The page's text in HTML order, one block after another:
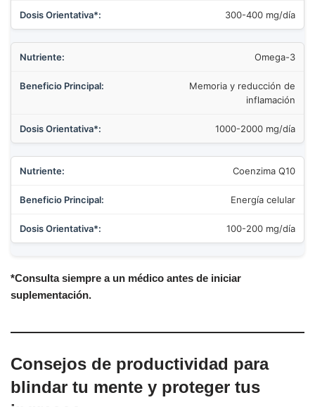
300-400 mg/día
Omega-3
Memoria y reducción de
inflamación
1000-2000 mg/día
Coenzima Q10
Energía celular
100-200 mg/día
*Consulta siempre a un médico antes de iniciar
suplementación.
Consejos de productividad para
blindar tu mente y proteger tus